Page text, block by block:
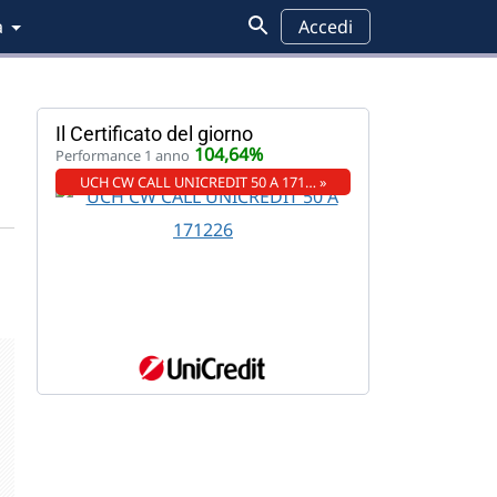
Accedi
Il Certificato del giorno
Performance 1 anno 104,64%
UCH CW CALL UNICREDIT 50 A 171… »